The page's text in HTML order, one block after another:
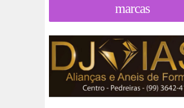
marcas